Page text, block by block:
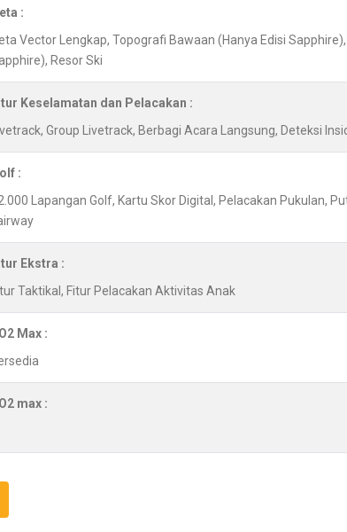
:
Vector Lengkap, Topografi Bawaan (Hanya Edisi
Resor Ski
Keselamatan dan Pelacakan :
Group Livetrack, Berbagi Acara Langsung, Deteksi
:
Lapangan Golf, Kartu Skor Digital, Pelacakan Pukulan,
Ekstra :
Taktikal, Fitur Pelacakan Aktivitas Anak
Max :
max :